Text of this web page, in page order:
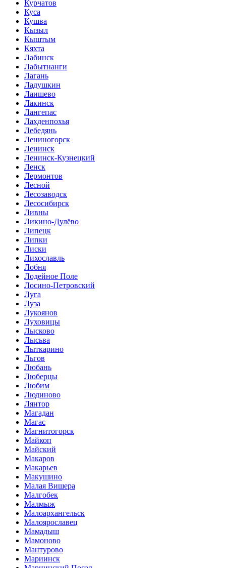
Курчатов
Куса
Кушва
Кызыл
Кыштым
Кяхта
Лабинск
Лабытнанги
Лагань
Ладушкин
Лаишево
Лакинск
Лангепас
Лахденпохья
Лебедянь
Лениногорск
Ленинск
Ленинск-Кузнецкий
Ленск
Лермонтов
Лесной
Лесозаводск
Лесосибирск
Ливны
Ликино-Дулёво
Липецк
Липки
Лиски
Лихославль
Лобня
Лодейное Поле
Лосино-Петровский
Луга
Луза
Лукоянов
Луховицы
Лысково
Лысьва
Лыткарино
Льгов
Любань
Люберцы
Любим
Людиново
Лянтор
Магадан
Магас
Магнитогорск
Майкоп
Майский
Макаров
Макарьев
Макушино
Малая Вишера
Малгобек
Малмыж
Малоархангельск
Малоярославец
Мамадыш
Мамоново
Мантурово
Мариинск